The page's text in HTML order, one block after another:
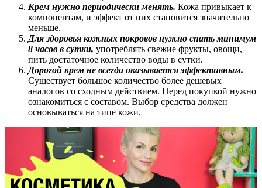
Крем нужно периодически менять. Кожа привыкает к
компонентам, и эффект от них становится значительно
меньше.
Для здоровья кожных покровов нужно спать минимум
8 часов в сутки, употреблять свежие фрукты, овощи,
пить достаточное количество воды в сутки.
Дорогой крем не всегда оказывается эффективным.
Существует большое количество более дешевых
аналогов со сходным действием. Перед покупкой нужно
ознакомиться с составом. Выбор средства должен
основываться на типе кожи.